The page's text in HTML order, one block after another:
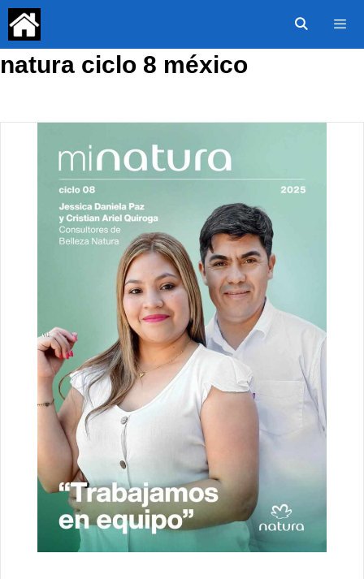
Saltar
contenido
natura ciclo 8 méxico